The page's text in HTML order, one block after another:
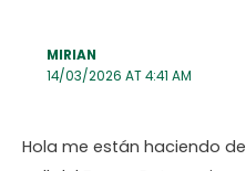
MIRIAN
14/03/2026 AT 4:41 AM
Hola me están haciendo